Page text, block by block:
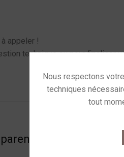
appeler !
technique ou pour finaliser